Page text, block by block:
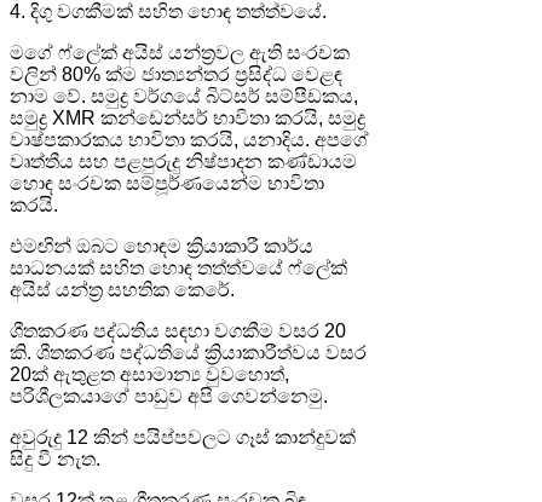
4. දිගු වගකීමක් සහිත හොඳ තත්ත්වයේ.
මගේ ෆ්ලේක් අයිස් යන්ත්‍රවල ඇති සංරචක
වලින් 80% ක්ම ජාත්‍යන්තර ප්‍රසිද්ධ වෙළඳ
නාම වේ. සමුද්‍ර වර්ගයේ බිට්සර් සම්පීඩකය,
සමුද්‍ර XMR කන්ඩෙන්සර් භාවිතා කරයි, සමුද්‍ර
වාෂ්පකාරකය භාවිතා කරයි, යනාදිය. අපගේ
වෘත්තීය සහ පළපුරුදු නිෂ්පාදන කණ්ඩායම
හොඳ සංරචක සම්පූර්ණයෙන්ම භාවිතා
කරයි.
එමඟින් ඔබට හොඳම ක්‍රියාකාරී කාර්ය
සාධනයක් සහිත හොඳ තත්ත්වයේ ෆ්ලේක්
අයිස් යන්ත්‍ර සහතික කෙරේ.
ශීතකරණ පද්ධතිය සඳහා වගකීම වසර 20
කි. ශීතකරණ පද්ධතියේ ක්‍රියාකාරීත්වය වසර
20ක් ඇතුළත අසාමාන්‍ය වුවහොත්,
පරිශීලකයාගේ පාඩුව අපි ගෙවන්නෙමු.
අවුරුදු 12 කින් පයිප්පවලට ගෑස් කාන්දුවක්
සිදු වී නැත.